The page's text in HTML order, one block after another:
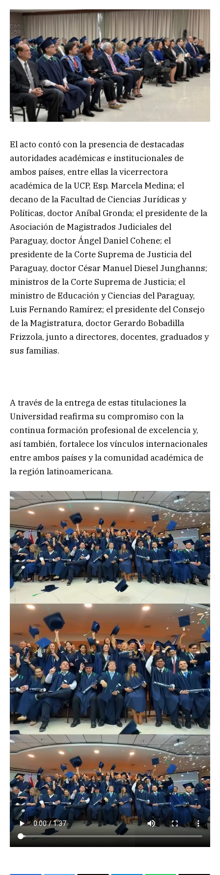
El acto contó con la presencia de destacadas
autoridades académicas e institucionales de
ambos países, entre ellas la vicerrectora
académica de la UCP, Esp. Marcela Medina; el
decano de la Facultad de Ciencias Jurídicas y
Políticas, doctor Aníbal Gronda; el presidente de la
Asociación de Magistrados Judiciales del
Paraguay, doctor Ángel Daniel Cohene; el
presidente de la Corte Suprema de Justicia del
Paraguay, doctor César Manuel Diesel Junghanns;
ministros de la Corte Suprema de Justicia; el
ministro de Educación y Ciencias del Paraguay,
Luis Fernando Ramírez; el presidente del Consejo
de la Magistratura, doctor Gerardo Bobadilla
Frizzola, junto a directores, docentes, graduados y
sus familias.
A través de la entrega de estas titulaciones la
Universidad reafirma su compromiso con la
continua formación profesional de excelencia y,
así también, fortalece los vínculos internacionales
entre ambos países y la comunidad académica de
la región latinoamericana.